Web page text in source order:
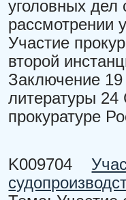
уголовных дел
рассмотрении
Участие
второй
Заключение
литературы
прокуратуре
K009704